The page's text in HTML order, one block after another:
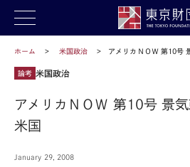
ホーム 米国政治 アメリカＮＯＷ 第10号
論考 米国政治
アメリカＮＯＷ 第10号 景
米国
January 29, 2008